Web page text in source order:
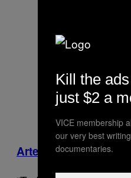
Artemis Drake:
Kill the
just $2 a
VICE membership
our very best
documentaries.